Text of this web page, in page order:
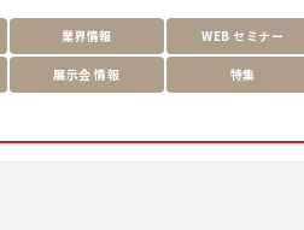
業界情報 WEB セミナー
展示会 情報 特集